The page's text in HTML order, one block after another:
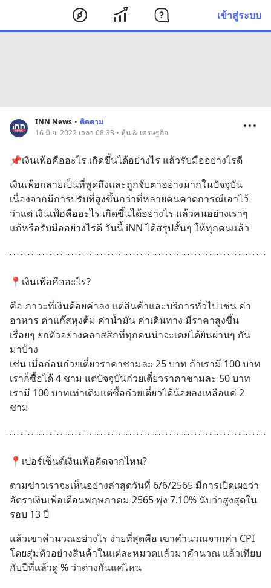
เข้าสู่ระบบ
INN News • ติดตาม
16 มิ.ย. 2022 เวลา 08:33 • หุ้น & เศรษฐกิจ
📌เงินเฟ้อคืออะไร เกิดขึ้นได้อย่างไร แล้วรับมืออย่างไรดี
เงินเฟ้อกลายเป็นที่พูดถึงและถูกจับตาอย่างมากในปัจจุบัน
เนื่องจากมีการปรับที่สูงขึ้นกว่าที่หลายคนคาดการณ์เอาไว้
ว่าแต่ เงินเฟ้อคืออะไร เกิดขึ้นได้อย่างไร แล้วคนอย่างเราๆ
แก้หรือรับมืออย่างไรดี วันนี้ iNN ได้สรุปสั้นๆ ให้ทุกคนแล้ว
📍เงินเฟ้อคืออะไร?
คือ ภาวะที่เงินด้อยค่าลง แต่สินค้าและบริการทั่วไป เช่น ค่า
อาหาร ค่าแก๊สหุงต้ม ค่าน้ำมัน ค่าเดินทาง มีราคาสูงขึ้น
เรื่อยๆ ยกตัวอย่างคลาสสิกที่ทุกคนน่าจะเคยได้ยินผ่านๆ กัน
มาบ้าง
เช่น เมื่อก่อนก๋วยเตี๋ยวราคาชามละ 25 บาท ถ้าเรามี 100 บาท
เราก็ซื้อได้ 4 ชาม แต่ปัจจุบันก๋วยเตี๋ยวราคาชามละ 50 บาท
เรามี 100 บาทเท่าเดิมแต่ซื้อก๋วยเตี๋ยวได้น้อยลงเหลือแค่ 2
ชาม
📍เปอร์เซ็นต์เงินเฟ้อคิดจากไหน?
ตามข่าวเราจะเห็นอย่างล่าสุดวันที่ 6/6/2565 มีการเปิดเผยว่า
อัตราเงินเฟ้อเดือนพฤษภาคม 2565 พุ่ง 7.10% นับว่าสูงสุดใน
รอบ 13 ปี
แล้วเขาคำนวณอย่างไร ง่ายที่สุดคือ เขาคำนวณจากค่า CPI
โดยสุ่มตัวอย่างสินค้าในแต่ละหมวดแล้วมาคำนวณ แล้วเทียบ
กับปีที่แล้วดู % ว่าต่างกันแค่ไหน